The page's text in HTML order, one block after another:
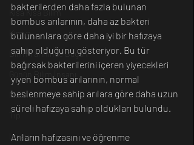
Kısa Kısa Bilim
Kimya
Bilim Tarihinde Bugün
Günün Bilim İnsanı
Matematik
Tıp
İnsan
bakterilerden daha fazla bulunan
bombus arılarının, daha az bakteri
bulunanlara göre daha iyi bir hafızaya
sahip olduğunu gösteriyor. Bu tür
bağırsak bakterilerini içeren yiyecekleri
yiyen bombus arılarının, normal
beslenmeye sahip arılara göre daha uzun
süreli hafızaya sahip oldukları bulundu.
Arıların hafızasını ve öğrenme